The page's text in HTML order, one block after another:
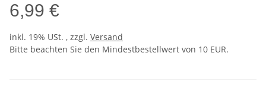
6,99 €
inkl. 19% USt. , zzgl. Versand
Bitte beachten Sie den Mindestbestellwert von 10 EUR.